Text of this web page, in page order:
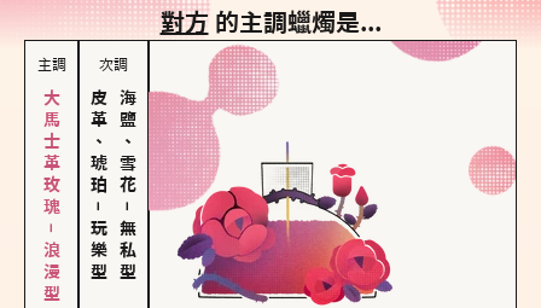
對方的主調蠟燭是...
主調
大馬士革玫瑰－浪漫型
次調
皮革、琥珀
－
玩樂型
海鹽、雪花
－
無私型